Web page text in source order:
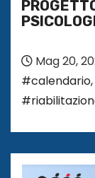
Mag 20,
#calendario,